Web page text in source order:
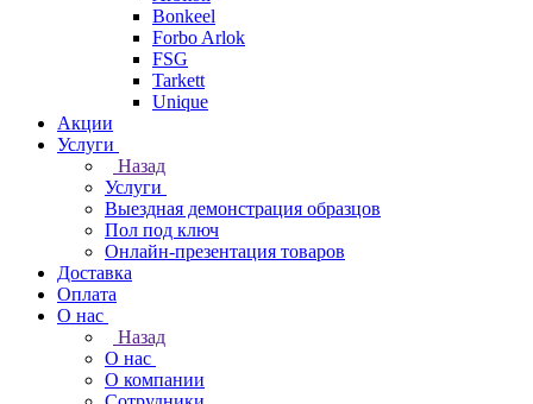
Bonkeel
Forbo Arlok
FSG
Tarkett
Unique
Акции
Услуги
Назад
Услуги
Выездная демонстрация образцов
Пол под ключ
Онлайн-презентация товаров
Доставка
Оплата
О нас
Назад
О нас
О компании